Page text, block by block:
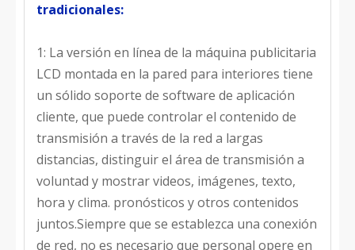
tradicionales:
1: La versión en línea de la máquina publicitaria
LCD montada en la pared para interiores tiene
un sólido soporte de software de aplicación
cliente, que puede controlar el contenido de
transmisión a través de la red a largas
distancias, distinguir el área de transmisión a
voluntad y mostrar videos, imágenes, texto,
hora y clima. pronósticos y otros contenidos
juntos.Siempre que se establezca una conexión
de red, no es necesario que personal opere en